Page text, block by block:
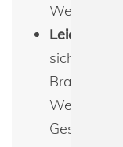
Leicht
sich
Branding
Geschenk